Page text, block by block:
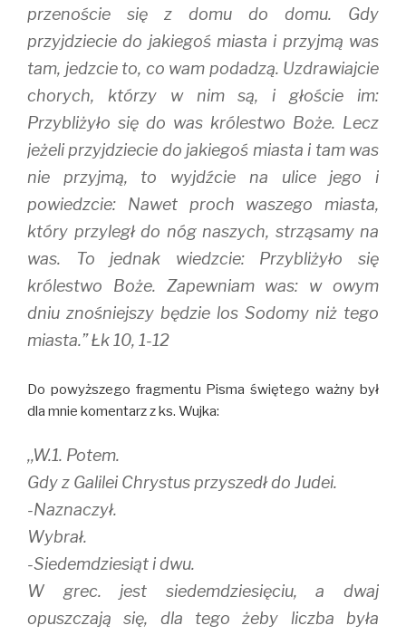
przenoście się z domu do domu. Gdy
przyjdziecie do jakiegoś miasta i przyjmą was
tam, jedzcie to, co wam podadzą. Uzdrawiajcie
chorych, którzy w nim są, i głoście im:
Przybliżyło się do was królestwo Boże. Lecz
jeżeli przyjdziecie do jakiegoś miasta i tam was
nie przyjmą, to wyjdźcie na ulice jego i
powiedzcie: Nawet proch waszego miasta,
który przyległ do nóg naszych, strząsamy na
was. To jednak wiedzcie: Przybliżyło się
królestwo Boże. Zapewniam was: w owym
dniu znośniejszy będzie los Sodomy niż tego
miasta.” Łk 10, 1-12
Do powyższego fragmentu Pisma świętego ważny był
dla mnie komentarz z ks. Wujka:
,,W.1. Potem.
Gdy z Galilei Chrystus przyszedł do Judei.
-Naznaczył.
Wybrał.
-Siedemdziesiąt i dwu.
W grec. jest siedemdziesięciu, a dwaj
opuszczają się, dla tego żeby liczba była